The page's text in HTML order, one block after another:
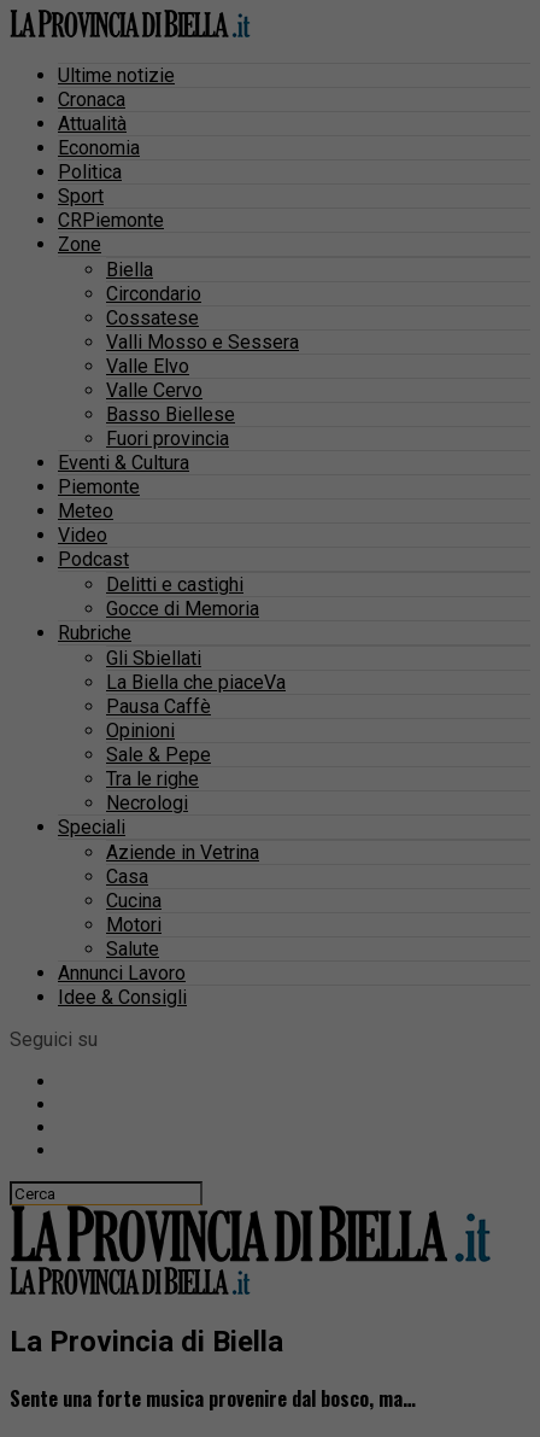
Ultime notizie
Cronaca
Attualità
Economia
Politica
Sport
CRPiemonte
Zone
Biella
Circondario
Cossatese
Valli Mosso e Sessera
Valle Elvo
Valle Cervo
Basso Biellese
Fuori provincia
Eventi & Cultura
Piemonte
Meteo
Video
Podcast
Delitti e castighi
Gocce di Memoria
Rubriche
Gli Sbiellati
La Biella che piaceVa
Pausa Caffè
Opinioni
Sale & Pepe
Tra le righe
Necrologi
Speciali
Aziende in Vetrina
Casa
Cucina
Motori
Salute
Annunci Lavoro
Idee & Consigli
Seguici su
La Provincia di Biella
Sente una forte musica provenire dal bosco, ma…